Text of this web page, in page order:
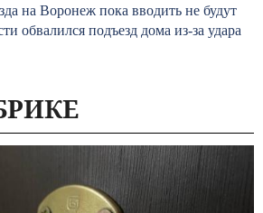
на Воронеж пока вводить не будут
обвалился подъезд дома из-за удара